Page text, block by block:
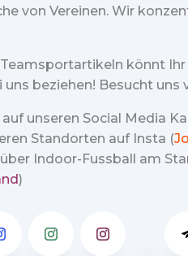
von Vereinen. Wir
Teamsportartikeln könnt
uns beziehen! Besucht uns
unseren Social Media
Standorten auf Insta (
Indoor-Fussball am
)